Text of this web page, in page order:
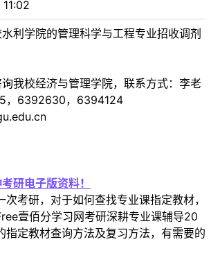
利学院的管理科学与工程专业招收调剂
我校经济与管理学院，联系方式：李老
，6392630，6394124
研电子版资料！
考研，对于如何查找专业课指定教材，
壹佰分学习网考研深耕专业课辅导20
指定教材查询方法及复习方法，有需要的